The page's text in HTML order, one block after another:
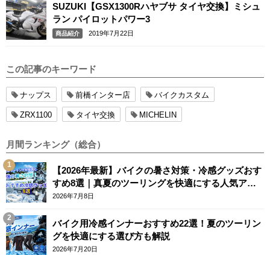
SUZUKI【GSX1300Rハヤブサ タイヤ交換】ミシュ
ラン パイロットパワー3
商品紹介 2019年7月22日
この記事のキーワード
ナップス 前橋インター店 バイクカスタム
ZRX1100 タイヤ交換 MICHELIN
月間ランキング（総合）
【2026年最新】バイクの暑さ対策・冷感グッズおす
すめ8選｜真夏のツーリングを快適にする人気アイ
テム
2026年7月8日
バイク用冷感インナーおすすめ22選！夏のツーリン
グを快適にする選び方も解説
2026年7月20日